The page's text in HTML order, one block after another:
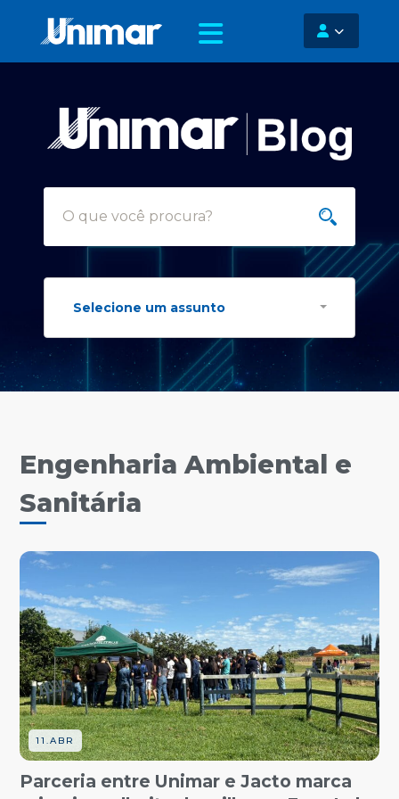
Selecione um assunto
Engenharia Ambiental e
Sanitária
11.ABR
Parceria entre Unimar e Jacto marca